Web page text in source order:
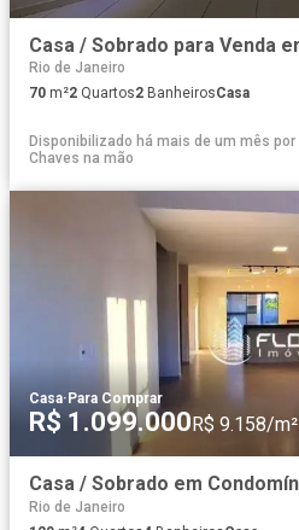
Rio de Janeiro
70 m²2 Quartos2 BanheirosCasa
Disponibilizado há mais de um mês por
Chaves na mão
Casa· Para Comprar
R$ 1.099.000R$ 9.158/m²
Rio de Janeiro